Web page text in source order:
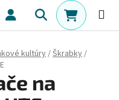
Hľadať
kultúry/Škrabky/
na